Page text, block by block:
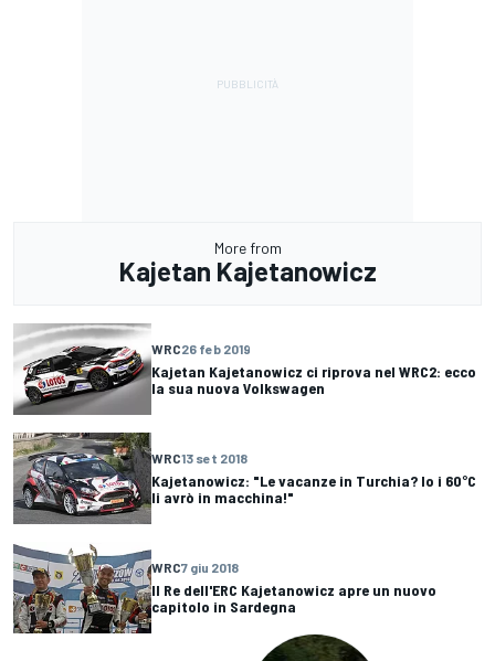
More from
Kajetan Kajetanowicz
WRC26 feb 2019
Kajetan Kajetanowicz ci riprova nel WRC2: ecco
la sua nuova Volkswagen
WRC13 set 2018
Kajetanowicz: "Le vacanze in Turchia? Io i 60°C
li avrò in macchina!"
WRC7 giu 2018
Il Re dell'ERC Kajetanowicz apre un nuovo
capitolo in Sardegna